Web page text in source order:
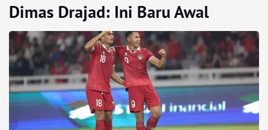
Dimas Drajad: Ini Baru Awal